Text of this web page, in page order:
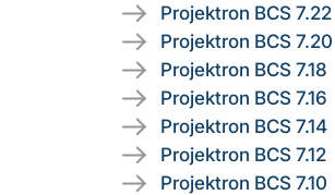
Projektron BCS 7.22
Projektron BCS 7.20
Projektron BCS 7.18
Projektron BCS 7.16
Projektron BCS 7.14
Projektron BCS 7.12
Projektron BCS 7.10